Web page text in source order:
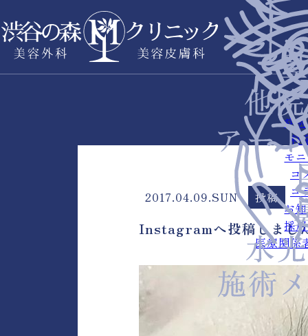
症
料
モ
コ
コ
お
採
医療関係
2017.04.09.SUN 投稿
Instagramへ投稿しまし